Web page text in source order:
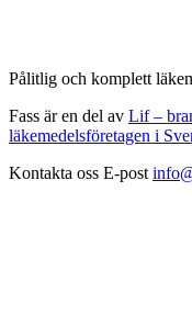
Pålitlig och komplett
Fass är en del av Lif –
läkemedelsföretagen i
Kontakta oss E-post